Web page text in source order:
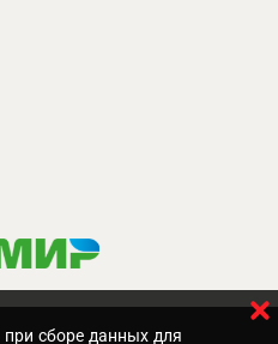
сборе данных для